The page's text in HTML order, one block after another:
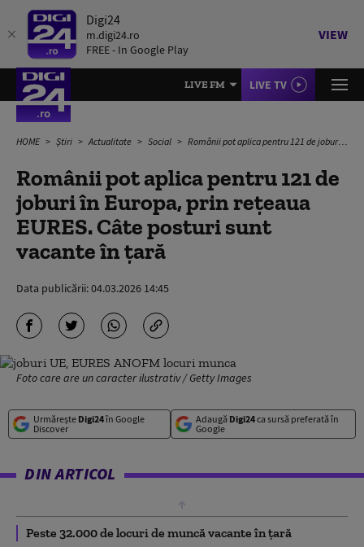
Digi24
m.digi24.ro
FREE - In Google Play
VIEW
LIVE FM LIVE TV
HOME Știri Actualitate Social Românii pot aplica pentru 121 de joburi în Europa, prin rețeaua EURES. Câte posturi sunt vacante în țară
Românii pot aplica pentru 121 de
joburi în Europa, prin rețeaua
EURES. Câte posturi sunt
vacante în țară
Data publicării:04.03.2026 14:45
Foto care are un caracter ilustrativ / Getty Images
Urmărește Digi24în Google
Discover
Adaugă Digi24ca sursă preferată în
Google
DIN ARTICOL
Peste 32.000 de locuri de muncă vacante în țară